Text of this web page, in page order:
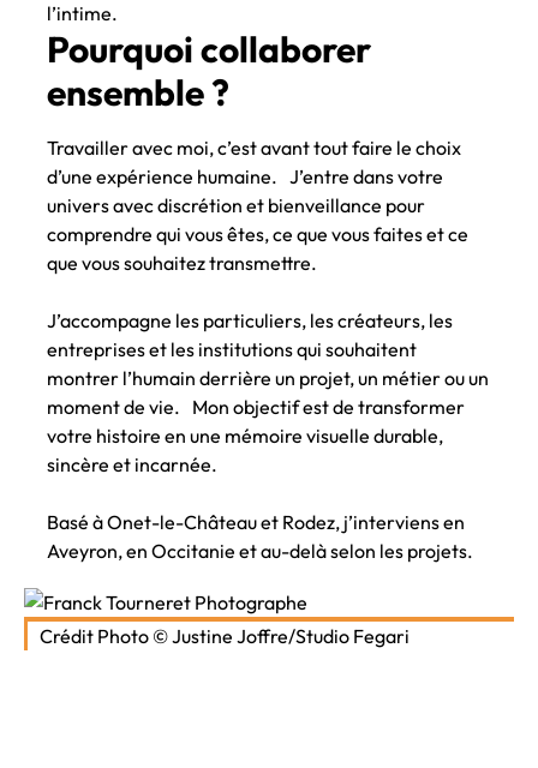
l’intime.
Pourquoi collaborer
ensemble ?
Travailler avec moi, c’est avant tout faire le choix
d’une expérience humaine. J’entre dans votre
univers avec discrétion et bienveillance pour
comprendre qui vous êtes, ce que vous faites et ce
que vous souhaitez transmettre.
J’accompagne les particuliers, les créateurs, les
entreprises et les institutions qui souhaitent
montrer l’humain derrière un projet, un métier ou un
moment de vie. Mon objectif est de transformer
votre histoire en une mémoire visuelle durable,
sincère et incarnée.
Basé à Onet-le-Château et Rodez, j’interviens en
Aveyron, en Occitanie et au-delà selon les projets.
Crédit Photo © Justine Joffre/Studio Fegari